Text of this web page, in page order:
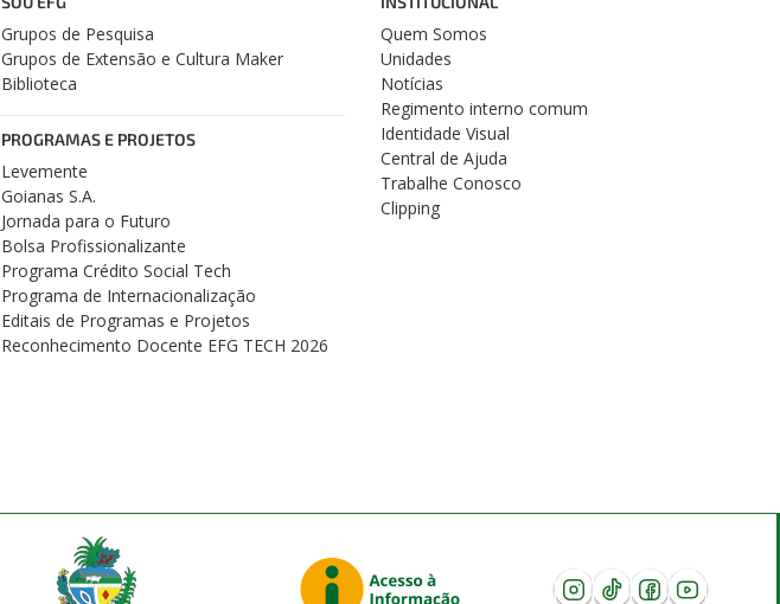
Grupos de Pesquisa
Grupos de Extensão e Cultura Maker
Biblioteca
PROGRAMAS E PROJETOS
Levemente
Goianas S.A.
Jornada para o Futuro
Bolsa Profissionalizante
Programa Crédito Social Tech
Programa de Internacionalização
Editais de Programas e Projetos
Reconhecimento Docente EFG TECH 2026
Quem Somos
Unidades
Notícias
Regimento interno comum
Identidade Visual
Central de Ajuda
Trabalhe Conosco
Clipping